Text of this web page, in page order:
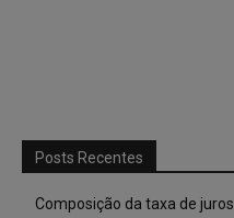
Posts Recentes
Composição da taxa de juros